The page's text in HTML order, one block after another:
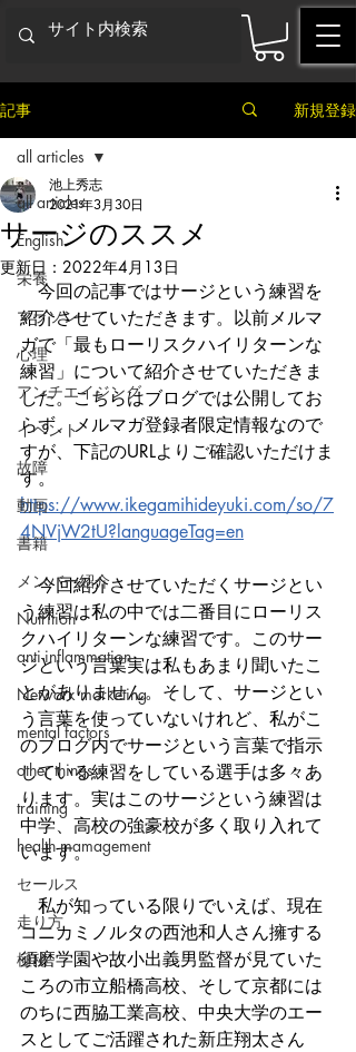
記事 新規登録
all articles
English
栄養
マラソン
心理
アンチエイジング
イベント
故障
動画
書籍
メンバー紹介
Nutrition
anti-inflammation
Network marketing
mental factors
other things
training
health mamagement
セールス
走り方
極秘
all articles
サージのススメ
池上秀志
2021年3月30日
更新日： 2022年4月13日
今回の記事ではサージという練習を
紹介させていただきます。以前メルマ
ガで「最もローリスクハイリターンな
練習」について紹介させていただきま
した。こちらはブログでは公開してお
らず、メルマガ登録者限定情報なので
すが、下記のURLよりご確認いただけま
す。
https://www.ikegamihideyuki.com/so/7
4NVjW2tU?languageTag=en
今回紹介させていただくサージとい
う練習は私の中では二番目にローリス
クハイリターンな練習です。このサー
ジという言葉実は私もあまり聞いたこ
とがありません。そして、サージとい
う言葉を使っていないけれど、私がこ
のブログ内でサージという言葉で指示
している練習をしている選手は多々あ
ります。実はこのサージという練習は
中学、高校の強豪校が多く取り入れて
います。
私が知っている限りでいえば、現在
コニカミノルタの西池和人さん擁する
須磨学園や故小出義男監督が見ていた
ころの市立船橋高校、そして京都には
のちに西脇工業高校、中央大学のエー
スとしてご活躍された新庄翔太さん